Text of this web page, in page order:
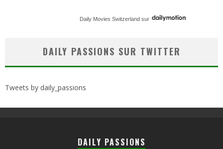
Daily Movies Switzerland sur
DAILY PASSIONS SUR TWITTER
Tweets by daily_passions
DAILY PASSIONS